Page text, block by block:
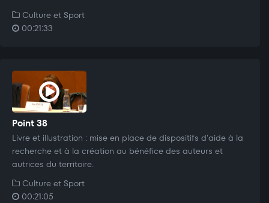
Culture et Sport
00:21:33
Point 38
Livre et illustration : mise en place de dispositifs d'aide à la
recherche et à la création au bénéfice des auteurs et
autrices du territoire.
Culture et Sport
00:21:05